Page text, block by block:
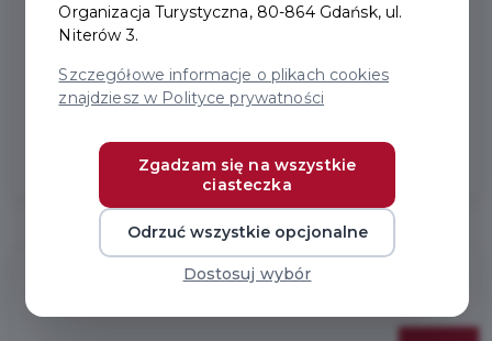
Miło nam poinformować, że naszym
partnerem w Karcie Turysty została firma
EcoCar z 15% rabatem na przejazdy po
Trójmieście....
Organizacja Turystyczna, 80-864 Gdańsk, ul.
Niterów 3.
Szczegółowe informacje o plikach cookies
znajdziesz w Polityce prywatności
Zgadzam się na wszystkie
ciasteczka
Odrzuć wszystkie opcjonalne
Dostosuj wybór